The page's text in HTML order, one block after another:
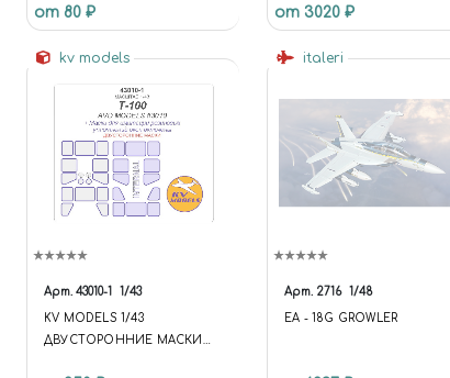
от 80 ₽ от 3020 ₽
kv models
Арт. 43010-1 1/43
KV MODELS 1/43
ДВУСТОРОННИЕ МАСКИ
italeri
Арт. 2716 1/48
EA - 18G GROWLER